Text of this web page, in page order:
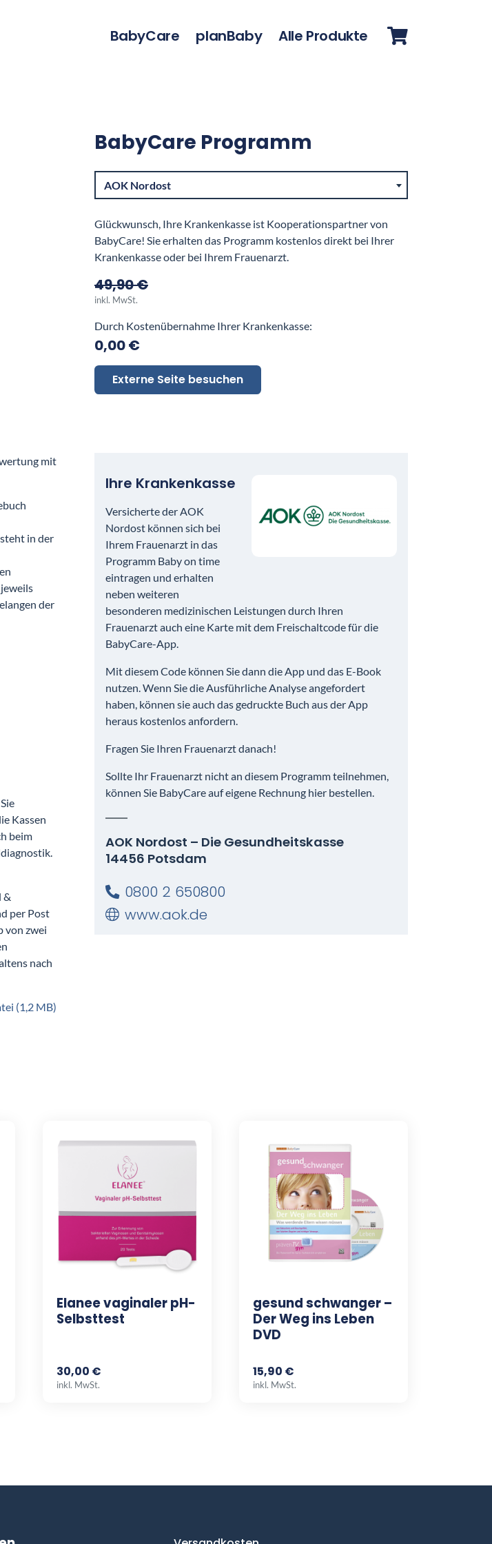
BabyCare planBaby Alle Produkte
BabyCare Programm
AOK Nordost
Glückwunsch, Ihre Krankenkasse ist Kooperationspartner von
BabyCare! Sie erhalten das Programm kostenlos direkt bei Ihrer
Krankenkasse oder bei Ihrem Frauenarzt.
49,90 €
inkl. MwSt.
Durch Kostenübernahme Ihrer Krankenkasse:
0,00 €
Externe Seite besuchen
mit
in der
der
Kassen
beim
&
per Post
von zwei
nach
(1,2 MB)
Ihre Kranken­kasse
Versicherte der AOK
Nordost können sich bei
Ihrem Frauenarzt in das
Programm Baby on time
eintragen und erhalten
neben weiteren
besonderen medizinischen Leistungen durch Ihren
Frauenarzt auch eine Karte mit dem Freischaltcode für die
BabyCare-App.
Mit diesem Code können Sie dann die App und das E-Book
nutzen. Wenn Sie die Ausführliche Analyse angefordert
haben, können sie auch das gedruckte Buch aus der App
heraus kostenlos anfordern.
Fragen Sie Ihren Frauenarzt danach!
Sollte Ihr Frauenarzt nicht an diesem Programm teilnehmen,
können Sie BabyCare auf eigene Rechnung hier bestellen.
AOK Nordost – Die Gesundheitskasse
14456 Potsdam
0800 2 650800
www.aok.de
Elanee vaginaler pH-
Selbsttest
30,00 €
inkl. MwSt.
gesund schwanger –
Der Weg ins Leben
DVD
15,90 €
inkl. MwSt.